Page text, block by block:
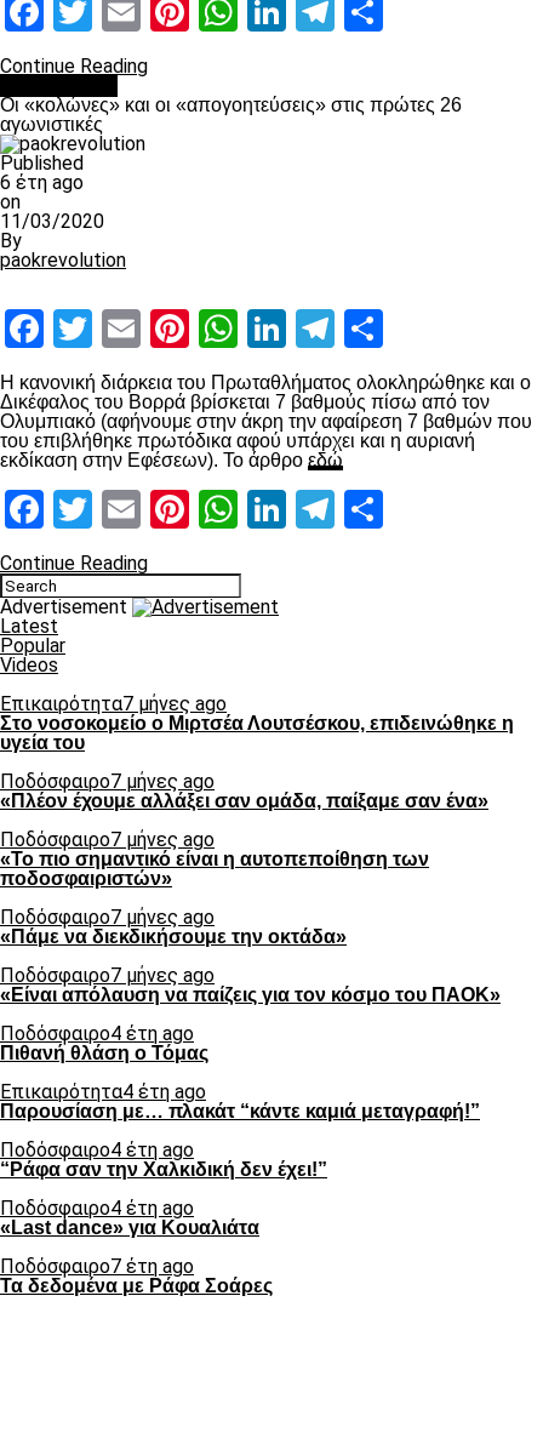
Facebook
Twitter
EmailPinterest
WhatsApp
LinkedInTelegram
Continue Reading
Οι «κολώνες» και οι «απογοητεύσεις» στις πρώτες 26
αγωνιστικές
Published
6 έτη ago
on
11/03/2020
By
paokrevolution
Facebook
Twitter
EmailPinterest
WhatsApp
LinkedIn
Telegram
Η κανονική διάρκεια του Πρωταθλήματος ολοκληρώθηκε και ο
Δικέφαλος του Βορρά βρίσκεται 7 βαθμούς πίσω από τον
Ολυμπιακό (αφήνουμε στην άκρη την αφαίρεση 7 βαθμών που
του επιβλήθηκε πρωτόδικα αφού υπάρχει και η αυριανή
εκδίκαση στην Εφέσεων). Το άρθρο εδώ
Facebook
Twitter
EmailPinterest
WhatsApp
LinkedIn
Telegram
Continue Reading
Advertisement
Latest
Popular
Videos
Επικαιρότητα7 μήνες ago
Στο νοσοκομείο ο Μιρτσέα Λουτσέσκου, επιδεινώθηκε η
υγεία του
Ποδόσφαιρο7 μήνες ago
«Πλέον έχουμε αλλάξει σαν ομάδα, παίξαμε σαν ένα»
Ποδόσφαιρο7 μήνες ago
«Το πιο σημαντικό είναι η αυτοπεποίθηση των
ποδοσφαιριστών»
Ποδόσφαιρο7 μήνες ago
«Πάμε να διεκδικήσουμε την οκτάδα»
Ποδόσφαιρο7 μήνες ago
«Είναι απόλαυση να παίζεις για τον κόσμο του ΠΑΟΚ»
Ποδόσφαιρο4 έτη ago
Πιθανή θλάση ο Τόμας
Επικαιρότητα4 έτη ago
Παρουσίαση με… πλακάτ “κάντε καμιά μεταγραφή!”
Ποδόσφαιρο4 έτη ago
“Ράφα σαν την Χαλκιδική δεν έχει!”
Ποδόσφαιρο4 έτη ago
«Last dance» για Κουαλιάτα
Ποδόσφαιρο7 έτη ago
Τα δεδομένα με Ράφα Σοάρες